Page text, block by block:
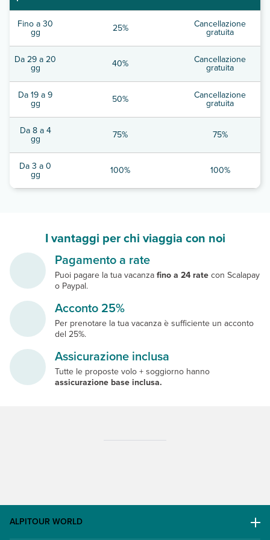
Fino a 30
gg 25% Cancellazione
gratuita
Da 29 a 20
gg 40% Cancellazione
gratuita
Da 19 a 9
gg 50% Cancellazione
gratuita
Da 8 a 4
gg 75% 75%
Da 3 a 0
gg 100% 100%
I vantaggi per chi viaggia con noi
Pagamento a rate
Puoi pagare la tua vacanzafino a 24 ratecon Scalapay
o Paypal.
Acconto 25%
Per prenotare la tua vacanza è sufficiente un acconto
del 25%.
Assicurazione inclusa
Tutte le proposte volo + soggiorno hanno
assicurazione base inclusa.
ALPITOUR WORLD